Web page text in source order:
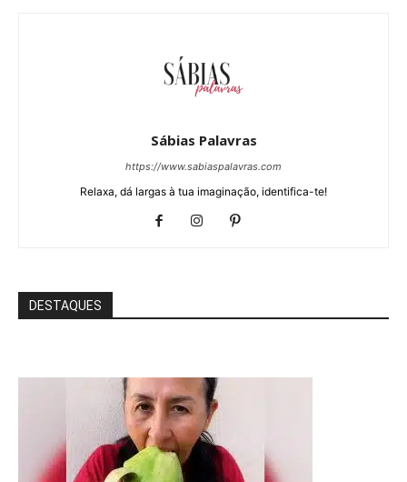
Sábias Palavras
https://www.sabiaspalavras.com
Relaxa, dá largas à tua imaginação, identifica-te!
DESTAQUES